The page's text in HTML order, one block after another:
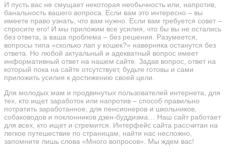
И пусть вас не смущает некоторая необычность или, напротив,
банальность вашего вопроса. Если вам это интересно – вы
имеете право узнать, что вам нужно. Если вам требуется совет –
спросите его! И мы приложим все усилия, что бы вы не остались
без ответа, а ваша проблема – без решения. Разумеется,
вопросы типа «сколько лап у кошек?» наверняка останутся без
ответа. Но любой актуальный и адекватный вопрос имеет
информативный ответ на нашем сайте. Задав вопрос, ответ на
который пока на сайте отсутствует, будьте готовы и сами
приложить усилия к достижению своей цели.
Для молодых мам и продвинутых пользователей интернета, для
тех, кто ищет заработок или напротив – способ правильно
потратить заработанное, для пенсионеров и школьников,
собаководов и поклонников дзен-буддизма… Наш сайт работает
для всех, кто ищет и стремится. Интерфейс сайта рассчитан на
легкое путешествие по страницам, найти нас несложно,
запомните лишь слова «Много вопросов». Мы ждем вас!